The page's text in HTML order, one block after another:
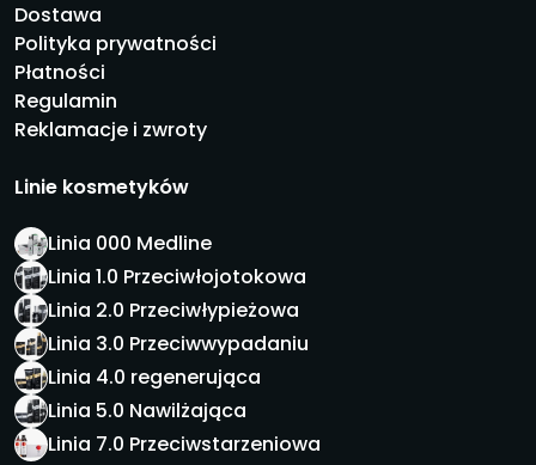
Dostawa
Polityka prywatności
Płatności
Regulamin
Reklamacje i zwroty
Linie kosmetyków
Linia 000 Medline
Linia 1.0 Przeciwłojotokowa
Linia 2.0 Przeciwłypieżowa
Linia 3.0 Przeciwwypadaniu
Linia 4.0 regenerująca
Linia 5.0 Nawilżająca
Linia 7.0 Przeciwstarzeniowa